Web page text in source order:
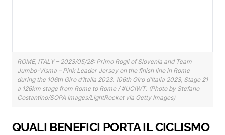
ROME, ITALY – 2023/05/28: Primo Rogli of Slovenia and Team
Jumbo-Visma – Pink Leader Jersey on the finish line in Rome
during the 106th Giro d’Italia 2023. 106th Giro d’Italia 2023, Stage 21
a 126km stage from Rome to Rome / #UCIWT. (Photo by Stefano
Costantino/SOPA Images/LightRocket via Getty Images)
QUALI BENEFICI PORTA IL CICLISMO